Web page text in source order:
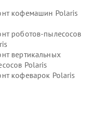
кофемашин Polaris
роботов-пылесосов
вертикальных
Polaris
кофеварок Polaris